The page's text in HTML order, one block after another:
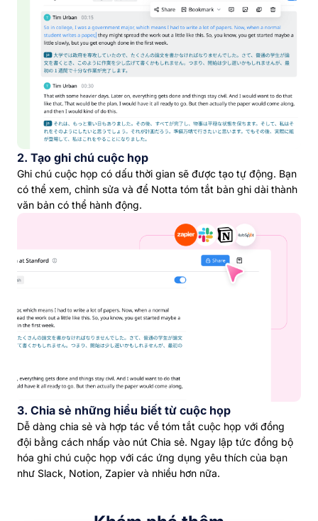
2. Tạo ghi chú cuộc họp
Ghi chú cuộc họp có dấu thời gian sẽ được tạo tự động. Bạn
có thể xem, chỉnh sửa và để Notta tóm tắt bản ghi dài thành
văn bản có thể hành động.
3. Chia sẻ những hiểu biết từ cuộc họp
Dễ dàng chia sẻ và hợp tác về tóm tắt cuộc họp với đồng
đội bằng cách nhấp vào nút Chia sẻ. Ngay lập tức đồng bộ
hóa ghi chú cuộc họp với các ứng dụng yêu thích của bạn
như Slack, Notion, Zapier và nhiều hơn nữa.